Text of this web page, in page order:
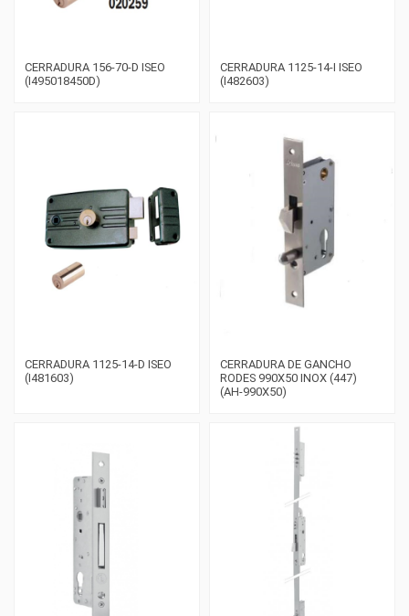
CERRADURA 156-70-D ISEO
(I495018450D)
CERRADURA 1125-14-I ISEO
(I482603)
CERRADURA 1125-14-D ISEO
(I481603)
CERRADURA DE GANCHO
RODES 990X50 INOX (447)
(AH-990X50)